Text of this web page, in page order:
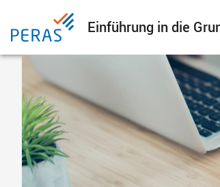
Einführung in die